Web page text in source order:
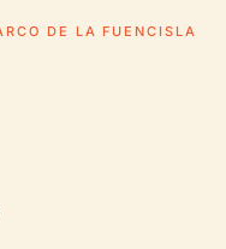
DE LA FUENCISLA